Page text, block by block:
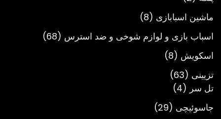
محصول
ماشین اسبابازی 8
8
اسباب بازی و لوازم شوخی و ضد استرس 68
68
اسکویش 8
8
تزیینی 63
63
محصول
تل سر 4
4
محصول
جاسوئیچی 29
29